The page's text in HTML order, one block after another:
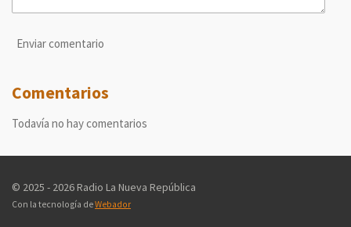
Enviar comentario
Comentarios
Todavía no hay comentarios
© 2025 - 2026 Radio La Nueva República
Con la tecnología deWebador